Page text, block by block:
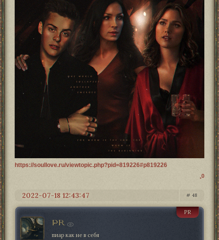
https://soullove.ru/viewtopic.php?pid=819226#p819226
0
48
2022-07-18 12:43:47
PR
PR
пиар как не в себя